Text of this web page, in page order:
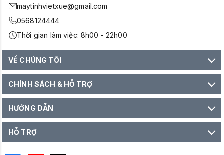
maytinhvietxue@gmail.com
0568124444
Thời gian làm việc: 8h00 - 22h00
VỀ CHÚNG TÔI
CHÍNH SÁCH & HỖ TRỢ
HƯỚNG DẪN
HỖ TRỢ